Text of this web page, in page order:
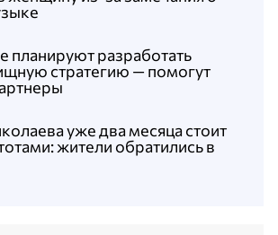
уже два месяца стоит
жители обратились в
планируют разработать
стратегию — помогут